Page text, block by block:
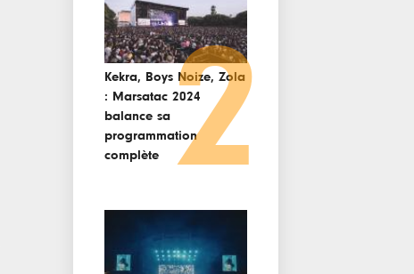
Kekra, Boys Noize, Zola
: Marsatac 2024
balance sa
programmation
complète
2